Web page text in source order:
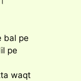
bal pe
pe
waqt